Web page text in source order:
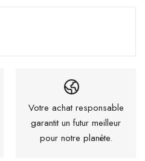
Votre achat responsable
garantit un futur meilleur
pour notre planète.